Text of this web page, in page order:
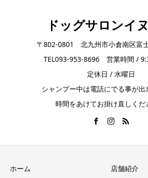
ドッグサロンイ
〒802-0801 北九州市小倉南区富
TEL093-953-8696 営業時間 /
定休日 / 水曜日
シャンプー中は電話にでる事が出
時間をあけてお掛け直しくだ
ホーム 店舗紹介